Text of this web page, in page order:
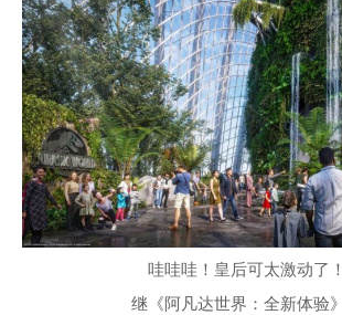
哇哇哇！皇后可太激动了！
继《阿凡达世界：全新体验